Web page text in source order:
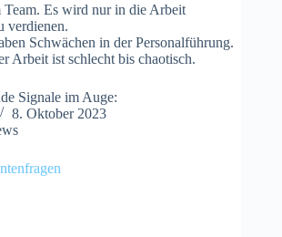
Team. Es wird nur in die Arbeit
verdienen.
Schwächen in der Personalführung.
Arbeit ist schlecht bis chaotisch.
Signale im Auge:
8. Oktober 2023